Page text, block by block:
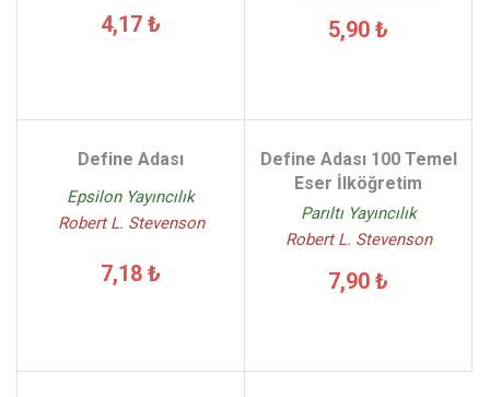
4,17 ₺ 5,90 ₺
Define Adası
Epsilon Yayıncılık
Robert L. Stevenson
7,18 ₺
Define Adası 100 Temel
Eser İlköğretim
Parıltı Yayıncılık
Robert L. Stevenson
7,90 ₺